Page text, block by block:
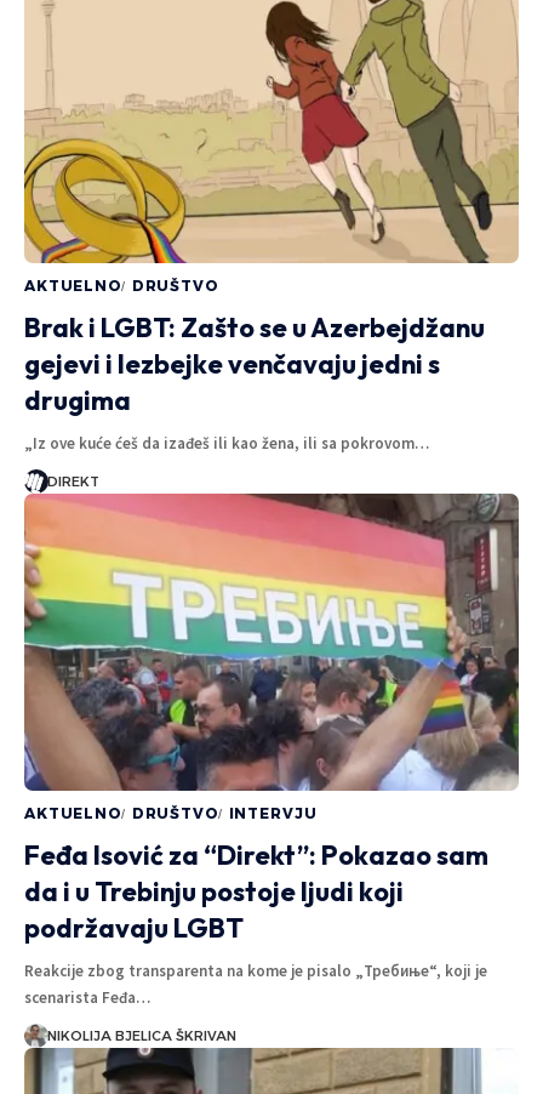
AKTUELNO DRUŠTVO
Brak i LGBT: Zašto se u Azerbejdžanu
gejevi i lezbejke venčavaju jedni s
drugima
„Iz ove kuće ćeš da izađeš ili kao žena, ili sa pokrovom…
DIREKT
AKTUELNO DRUŠTVO INTERVJU
Feđa Isović za “Direkt”: Pokazao sam
da i u Trebinju postoje ljudi koji
podržavaju LGBT
Reakcije zbog transparenta na kome je pisalo „Требиње“, koji je
scenarista Feđa…
NIKOLIJA BJELICA ŠKRIVAN